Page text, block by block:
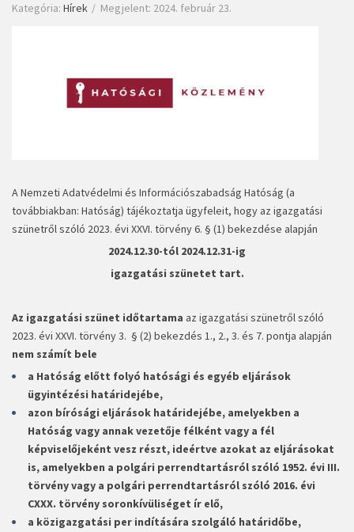
Kategória: Hírek Megjelent: 2024. február 23.
A Nemzeti Adatvédelmi és Információszabadság Hatóság (a
továbbiakban: Hatóság) tájékoztatja ügyfeleit, hogy az igazgatási
szünetről szóló 2023. évi XXVI. törvény 6. § (1) bekezdése alapján
2024.12.30-tól 2024.12.31-ig
igazgatási szünetet tart.
Az igazgatási szünet időtartama az igazgatási szünetről szóló
2023. évi XXVI. törvény 3. § (2) bekezdés 1., 2., 3. és 7. pontja alapján
nem számít bele
a Hatóság előtt folyó hatósági és egyéb eljárások
ügyintézési határidejébe,
azon bírósági eljárások határidejébe, amelyekben a
Hatóság vagy annak vezetője félként vagy a fél
képviselőjeként vesz részt, ideértve azokat az eljárásokat
is, amelyekben a polgári perrendtartásról szóló 1952. évi III.
törvény vagy a polgári perrendtartásról szóló 2016. évi
CXXX. törvény soronkívüliséget ír elő,
a közigazgatási per indítására szolgáló határidőbe,